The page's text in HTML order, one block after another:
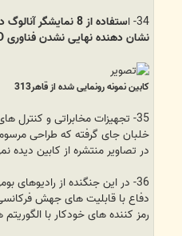
34- ا
ستفاده از 8 نمایشگر
نشان دهنده نهایی نشدن فناوری MFDها از نظر طراحان قاهر 313 دارد.
کابین نمونه رونمایی شده از قاهر313
35- تجهیزات مخابراتی و کنترل
خلبان جای گرفته که طراحی
در تصاویر منتشره از کابین دیده
36- در این جنگنده از رادیوهای
دفاع با قابلیت های جهش فرکانسی
رمز کننده های خودکار با